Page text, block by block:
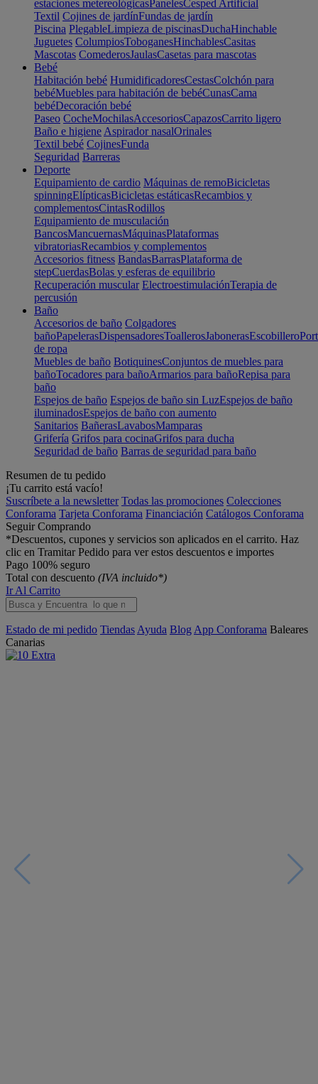
estaciones metereológicasPanelesCesped Artificial
Textil Cojines de jardínFundas de jardín
Piscina PlegableLimpieza de piscinasDuchaHinchable
Juguetes ColumpiosToboganesHinchablesCasitas
Mascotas ComederosJaulasCasetas para mascotas
Bebé
Habitación bebé HumidificadoresCestasColchón para
bebéMuebles para habitación de bebéCunasCama
bebéDecoración bebé
Paseo CocheMochilasAccesoriosCapazosCarrito ligero
Baño e higiene Aspirador nasalOrinales
Textil bebé CojinesFunda
Seguridad Barreras
Deporte
Equipamiento de cardio Máquinas de remoBicicletas
spinningElípticasBicicletas estáticasRecambios y
complementosCintasRodillos
Equipamiento de musculación
BancosMancuernasMáquinasPlataformas
vibratoriasRecambios y complementos
Accesorios fitness BandasBarrasPlataforma de
stepCuerdasBolas y esferas de equilibrio
Recuperación muscular ElectroestimulaciónTerapia de
percusión
Baño
Accesorios de baño Colgadores
bañoPapelerasDispensadoresToallerosJabonerasEscobillero
de ropa
Muebles de baño BotiquinesConjuntos de muebles para
bañoTocadores para bañoArmarios para bañoRepisa para
baño
Espejos de baño Espejos de baño sin LuzEspejos de baño
iluminadosEspejos de baño con aumento
Sanitarios BañerasLavabosMamparas
Grifería Grifos para cocinaGrifos para ducha
Seguridad de baño Barras de seguridad para baño
Resumen de tu pedido
¡Tu carrito está vacío!
Suscríbete a la newsletter Todas las promociones Colecciones
Conforama Tarjeta Conforama Financiación Catálogos Conforama
Seguir Comprando
*Descuentos, cupones y servicios son aplicados en el carrito. Haz
clic en Tramitar Pedido para ver estos descuentos e importes
Pago 100% seguro
Total con descuento (IVA incluido*)
Ir Al Carrito
Estado de mi pedido Tiendas Ayuda Blog App Conforama Baleares
Canarias